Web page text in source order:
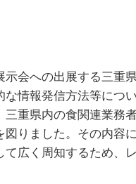
示会への出展する三重
情報発信方法等につ
重県内の食関連業務
図りました。その内容
て広く周知するため、